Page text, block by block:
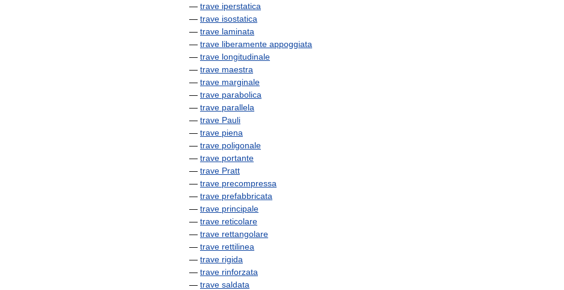
— trave iperstatica
— trave isostatica
— trave laminata
— trave liberamente appoggiata
— trave longitudinale
— trave maestra
— trave marginale
— trave parabolica
— trave parallela
— trave Pauli
— trave piena
— trave poligonale
— trave portante
— trave Pratt
— trave precompressa
— trave prefabbricata
— trave principale
— trave reticolare
— trave rettangolare
— trave rettilinea
— trave rigida
— trave rinforzata
— trave saldata